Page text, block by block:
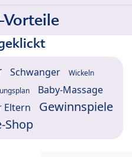
Vorteile
Schwanger Wickeln
Baby-Massage
Eltern
Gewinnspiele
Shop